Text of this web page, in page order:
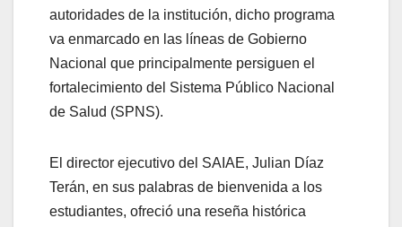
autoridades de la institución, dicho programa
va enmarcado en las líneas de Gobierno
Nacional que principalmente persiguen el
fortalecimiento del Sistema Público Nacional
de Salud (SPNS).
El director ejecutivo del SAIAE, Julian Díaz
Terán, en sus palabras de bienvenida a los
estudiantes, ofreció una reseña histórica